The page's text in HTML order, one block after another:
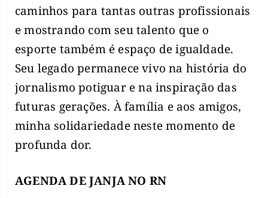
caminhos para tantas outras profissionais
e mostrando com seu talento que o
esporte também é espaço de igualdade.
Seu legado permanece vivo na história do
jornalismo potiguar e na inspiração das
futuras gerações. À família e aos amigos,
minha solidariedade neste momento de
profunda dor.
AGENDA DE JANJA NO RN